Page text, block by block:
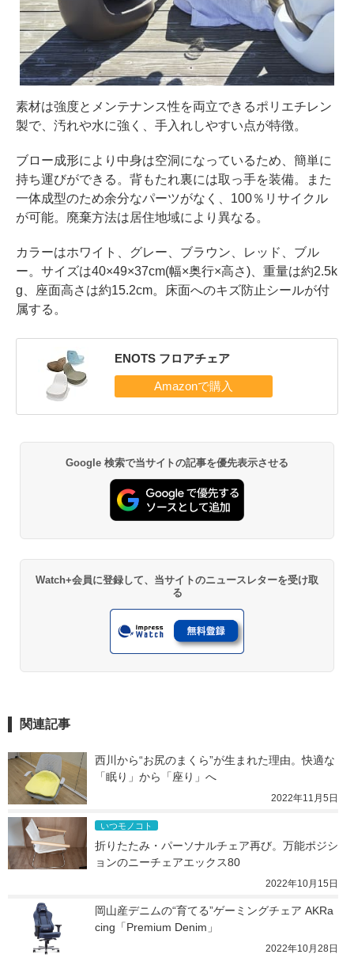
素材は強度とメンテナンス性を両立できるポリエチレン
製で、汚れや水に強く、手入れしやすい点が特徴。
ブロー成形により中身は空洞になっているため、簡単に
持ち運びができる。背もたれ裏には取っ手を装備。また
一体成型のため余分なパーツがなく、100％リサイクル
が可能。廃棄方法は居住地域により異なる。
カラーはホワイト、グレー、ブラウン、レッド、ブル
ー。サイズは40×49×37cm(幅×奥行×高さ)、重量は約2.5k
g、座面高さは約15.2cm。床面へのキズ防止シールが付
属する。
ENOTS フロアチェア
Google 検索で当サイトの記事を優先表示させる
Watch+会員に登録して、当サイトのニュースレターを受け取
る
関連記事
西川から“お尻のまくら”が生まれた理由。快適な
「眠り」から「座り」へ
2022年11月5日
いつモノコト
折りたたみ・パーソナルチェア再び。万能ポジシ
ョンのニーチェアエックス80
2022年10月15日
岡山産デニムの“育てる”ゲーミングチェア AKRa
cing「Premium Denim」
2022年10月28日